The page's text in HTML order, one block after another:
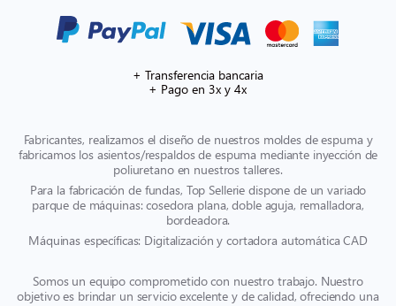
+ Transferencia bancaria
+ Pago en 3x y 4x
Fabricantes, realizamos el diseño de nuestros moldes de espuma y
fabricamos los asientos/respaldos de espuma mediante inyección de
poliuretano en nuestros talleres.
Para la fabricación de fundas, Top Sellerie dispone de un variado
parque de máquinas: cosedora plana, doble aguja, remalladora,
bordeadora.
Máquinas específicas: Digitalización y cortadora automática CAD
Somos un equipo comprometido con nuestro trabajo. Nuestro
objetivo es brindar un servicio excelente y de calidad, ofreciendo una